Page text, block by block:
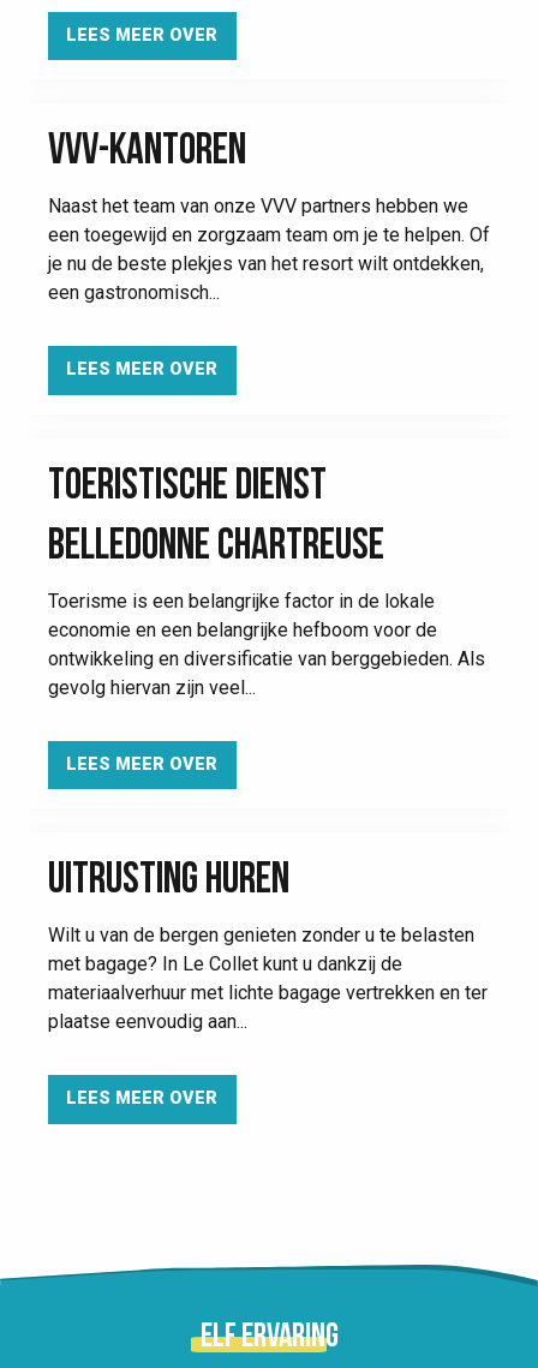
LEES MEER OVER
VVV-KANTOREN
Naast het team van onze VVV partners hebben we
een toegewijd en zorgzaam team om je te helpen. Of
je nu de beste plekjes van het resort wilt ontdekken,
een gastronomisch...
LEES MEER OVER
TOERISTISCHE DIENST
BELLEDONNE CHARTREUSE
Toerisme is een belangrijke factor in de lokale
economie en een belangrijke hefboom voor de
ontwikkeling en diversificatie van berggebieden. Als
gevolg hiervan zijn veel...
LEES MEER OVER
UITRUSTING HUREN
Wilt u van de bergen genieten zonder u te belasten
met bagage? In Le Collet kunt u dankzij de
materiaalverhuur met lichte bagage vertrekken en ter
plaatse eenvoudig aan...
LEES MEER OVER
Elf ervaring